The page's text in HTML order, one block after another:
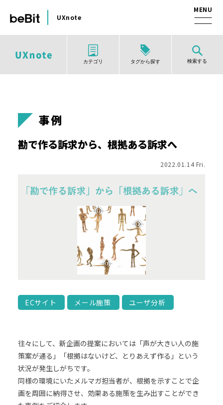
UXnote
カテゴリ タグから探す 検索する
事例
勘で作る訴求から、根拠ある訴求へ
2022.01.14 Fri.
ECサイト メール施策 ユーザ分析
往々にして、新企画の提案においては「声が大きい人の施
策案が通る」「根拠はないけど、とりあえず作る」という
状況が発生しがちです。
同様の環境にいたメルマガ担当者が、根拠を示すことで企
画を周囲に納得させ、効果ある施策を生み出すことができ